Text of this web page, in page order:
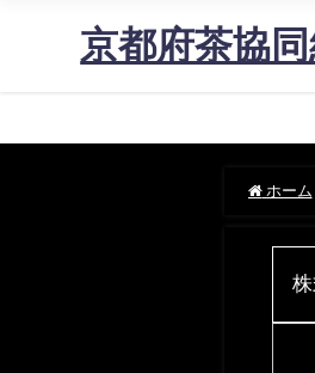
京都府茶協
ホーム